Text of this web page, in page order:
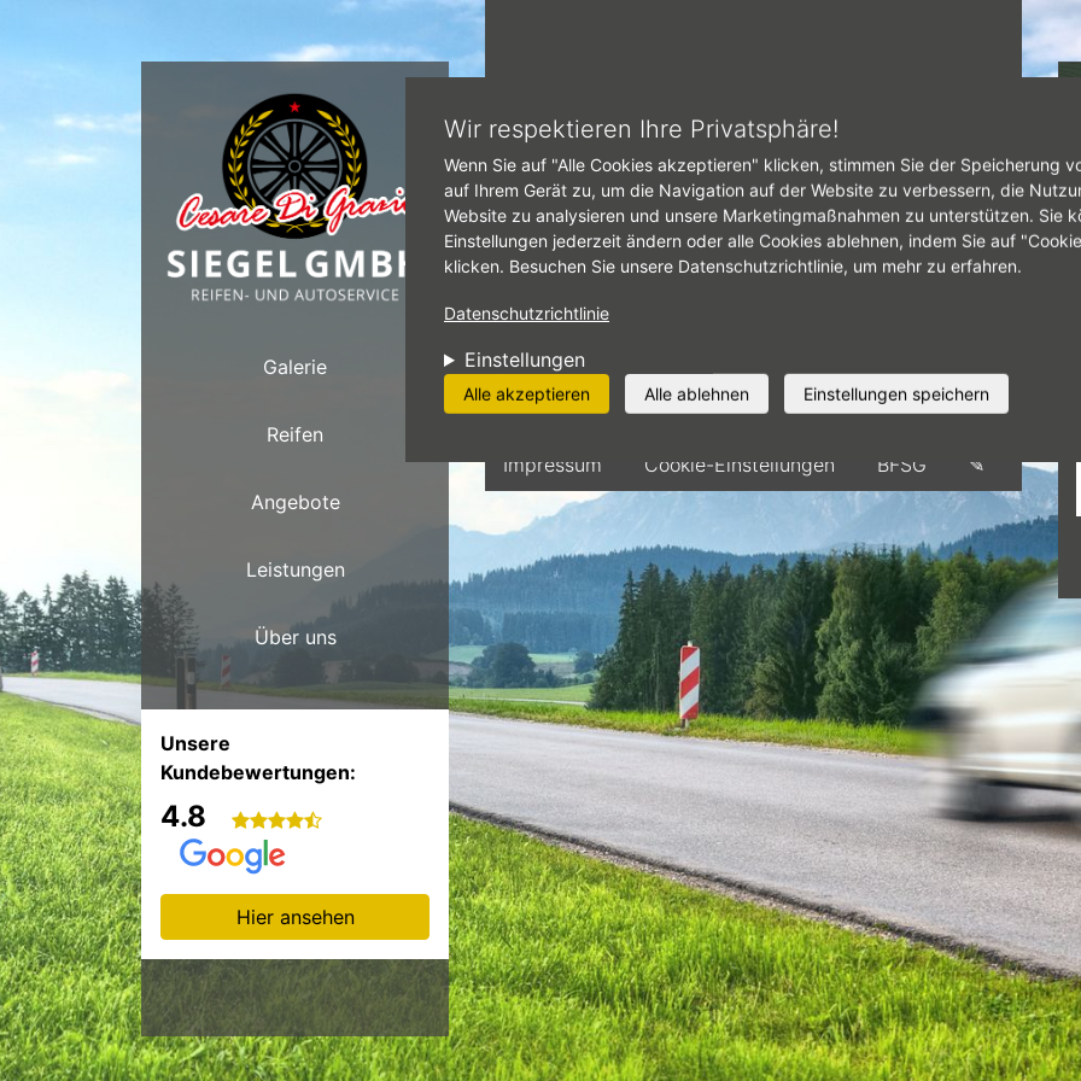
Wir respektieren Ihre Privatsphäre!
Wenn Sie auf "Alle Cookies akzeptieren" klicken, stimmen Sie der Speicherung
auf Ihrem Gerät zu, um die Navigation auf der Website zu verbessern, die
Website zu analysieren und unsere Marketingmaßnahmen zu unterstützen. Sie
Einstellungen jederzeit ändern oder alle Cookies ablehnen, indem Sie auf
klicken. Besuchen Sie unsere Datenschutzrichtlinie, um mehr zu erfahren.
Datenschutzrichtlinie
Einstellungen
Alle akzeptieren Alle ablehnen Einstellungen speichern
Galerie
Reifen
Angebote
Leistungen
Über uns
Unsere
Kundebewertungen:
4.8
Hier ansehen
DATEIEN
default media folder
Momentan ist kein Inhalt mit diesem Begriff
Stellenangebote Kontakt Datenschutz
Impressum Cookie-Einstellungen BFSG ✎